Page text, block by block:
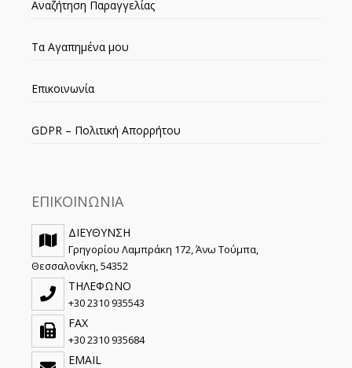
Αναζήτηση Παραγγελίας
Τα Αγαπημένα μου
Επικοινωνία
GDPR – Πολιτική Απορρήτου
ΕΠΙΚΟΙΝΩΝΙΑ
ΔΙΕΥΘΥΝΣΗ
Γρηγορίου Λαμπράκη 172, Άνω Τούμπα,
Θεσσαλονίκη, 54352
ΤΗΛΕΦΩΝΟ
+30 2310 935543
FAX
+30 2310 935684
EMAIL